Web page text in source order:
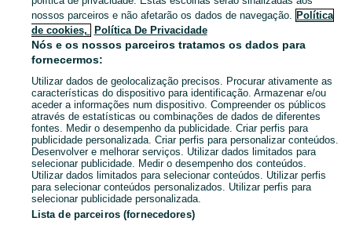
Mapa do site
Mapa das freguesias
Mapa de mini-sites
Pesquisas populares
nossos parceiros e não afetarão os dados de navegação. Política
de cookies,
Política De Privacidade
Nós e os nossos parceiros tratamos os dados para
fornecermos:
Utilizar dados de geolocalização precisos. Procurar ativamente as
características do dispositivo para identificação. Armazenar e/ou
aceder a informações num dispositivo. Compreender os públicos
através de estatísticas ou combinações de dados de diferentes
fontes. Medir o desempenho da publicidade. Criar perfis para
publicidade personalizada. Criar perfis para personalizar conteúdos.
Desenvolver e melhorar serviços. Utilizar dados limitados para
selecionar publicidade. Medir o desempenho dos conteúdos.
Utilizar dados limitados para selecionar conteúdos. Utilizar perfis
para selecionar conteúdos personalizados. Utilizar perfis para
selecionar publicidade personalizada.
Lista de parceiros (fornecedores)